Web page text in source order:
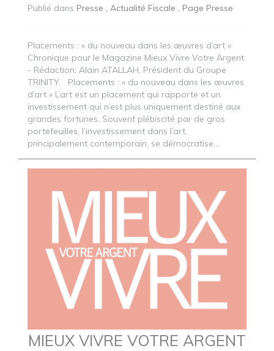
Publié dans Presse Actualité Fiscale Page Presse
Placements : « du nouveau dans les œuvres d’art »
Chronique pour le Magazine Mieux Vivre Votre Argent
- Rédaction: Alain ATALLAH, Président du Groupe
TRINITY. Placements : « du nouveau dans les œuvres
d’art » L’art est un placement qui rapporte et un
investissement qui n’est plus uniquement destiné aux
grandes fortunes. Souvent plébiscité par de gros
portefeuilles, l’investissement dans l’art,
principalement contemporain, se démocratise....
MIEUX VIVRE VOTRE ARGENT